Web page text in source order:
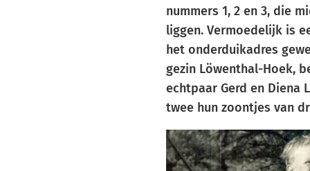
nummers 1, 2 en 3, die
liggen. Vermoedelijk is
het onderduikadres
gezin Löwenthal-Hoek,
echtpaar Gerd en Diena
twee hun zoontjes van